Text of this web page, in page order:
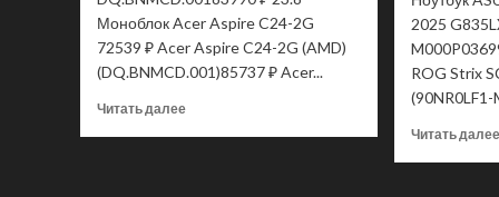
Моноблок Acer Aspire C24-2G
72539 ₽ Acer Aspire C24-2G (AMD)
(DQ.BNMCD.001)85737 ₽ Acer...
Читать далееПрочитать
2025
ROG Strix
(90NR0LF1-
Читать далее